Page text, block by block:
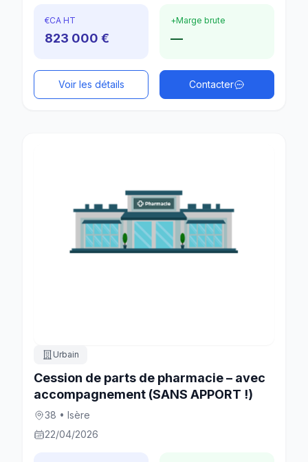
€CA HT
823 000 €
+Marge brute
—
Voir les détails Contacter
Urbain
Cession de parts de pharmacie – avec
accompagnement (SANS APPORT !)
38 • Isère
22/04/2026